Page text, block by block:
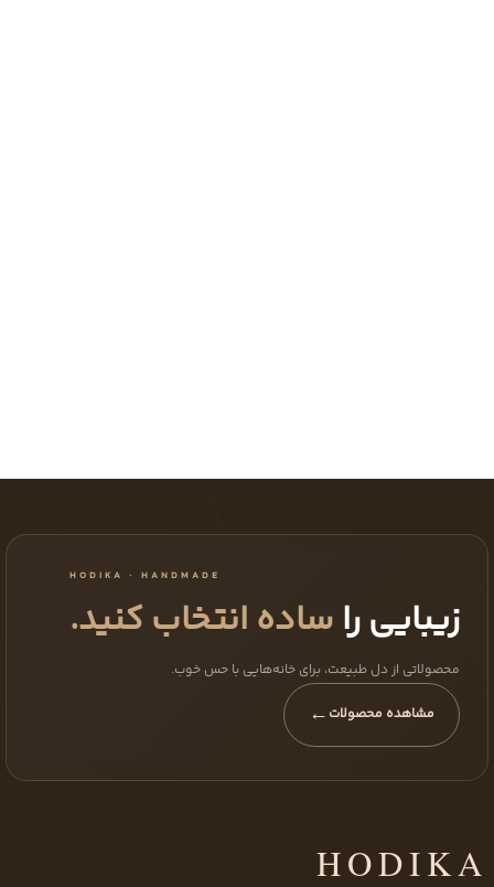
HODIKA · HANDMADE
زیبایی را ساده انتخاب کنید.
محصولاتی از دل طبیعت، برای خانه‌هایی با حس خوب.
مشاهده محصولات ←
HODIKA